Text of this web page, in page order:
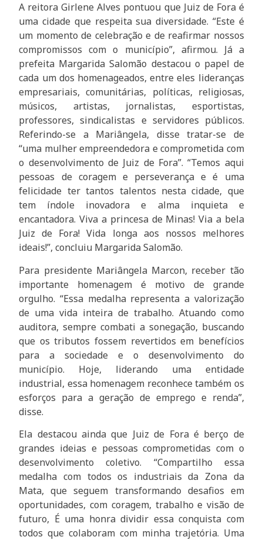
A reitora Girlene Alves pontuou que Juiz de Fora é
uma cidade que respeita sua diversidade. “Este é
um momento de celebração e de reafirmar nossos
compromissos com o município”, afirmou. Já a
prefeita Margarida Salomão destacou o papel de
cada um dos homenageados, entre eles lideranças
empresariais, comunitárias, políticas, religiosas,
músicos, artistas, jornalistas, esportistas,
professores, sindicalistas e servidores públicos.
Referindo-se a Mariângela, disse tratar-se de
“uma mulher empreendedora e comprometida com
o desenvolvimento de Juiz de Fora”. “Temos aqui
pessoas de coragem e perseverança e é uma
felicidade ter tantos talentos nesta cidade, que
tem índole inovadora e alma inquieta e
encantadora. Viva a princesa de Minas! Via a bela
Juiz de Fora! Vida longa aos nossos melhores
ideais!”, concluiu Margarida Salomão.
Para presidente Mariângela Marcon, receber tão
importante homenagem é motivo de grande
orgulho. “Essa medalha representa a valorização
de uma vida inteira de trabalho. Atuando como
auditora, sempre combati a sonegação, buscando
que os tributos fossem revertidos em benefícios
para a sociedade e o desenvolvimento do
município. Hoje, liderando uma entidade
industrial, essa homenagem reconhece também os
esforços para a geração de emprego e renda”,
disse.
Ela destacou ainda que Juiz de Fora é berço de
grandes ideias e pessoas comprometidas com o
desenvolvimento coletivo. “Compartilho essa
medalha com todos os industriais da Zona da
Mata, que seguem transformando desafios em
oportunidades, com coragem, trabalho e visão de
futuro, É uma honra dividir essa conquista com
todos que colaboram com minha trajetória. Uma